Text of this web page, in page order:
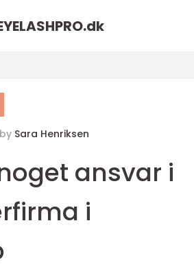
dk
by Sara Henriksen
ansvar i
i